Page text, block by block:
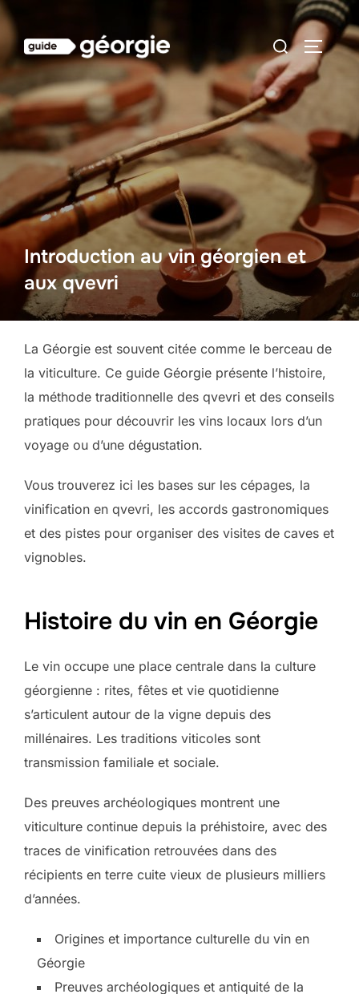
Aller
contenu
Rechercher :
Introduction au vin géorgien et
aux qvevri
La Géorgie est souvent citée comme le berceau de
la viticulture. Ce guide Géorgie présente l’histoire,
la méthode traditionnelle des qvevri et des conseils
pratiques pour découvrir les vins locaux lors d’un
voyage ou d’une dégustation.
Vous trouverez ici les bases sur les cépages, la
vinification en qvevri, les accords gastronomiques
et des pistes pour organiser des visites de caves et
vignobles.
Histoire du vin en Géorgie
Le vin occupe une place centrale dans la culture
géorgienne : rites, fêtes et vie quotidienne
s’articulent autour de la vigne depuis des
millénaires. Les traditions viticoles sont
transmission familiale et sociale.
Des preuves archéologiques montrent une
viticulture continue depuis la préhistoire, avec des
traces de vinification retrouvées dans des
récipients en terre cuite vieux de plusieurs milliers
d’années.
Origines et importance culturelle du vin en
Géorgie
Preuves archéologiques et antiquité de la